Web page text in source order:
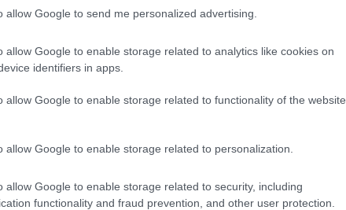
allow Google to send me personalized advertising.
allow Google to enable storage related to analytics like cookies on
identifiers in apps.
allow Google to enable storage related to functionality of the website
allow Google to enable storage related to personalization.
allow Google to enable storage related to security, including
functionality and fraud prevention, and other user protection.
è arrivata con la creazione degliSkiantos ,
Insieme a Freak Antoni, Dandy ha dato
ironia e provocazione, diventando un
’70. Gli Skiantos hanno saputo catturare
sociali e culturali con un linguaggio diretto e